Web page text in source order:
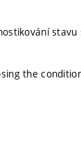
stavu
the